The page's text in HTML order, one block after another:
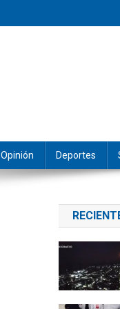
Opinión Deportes